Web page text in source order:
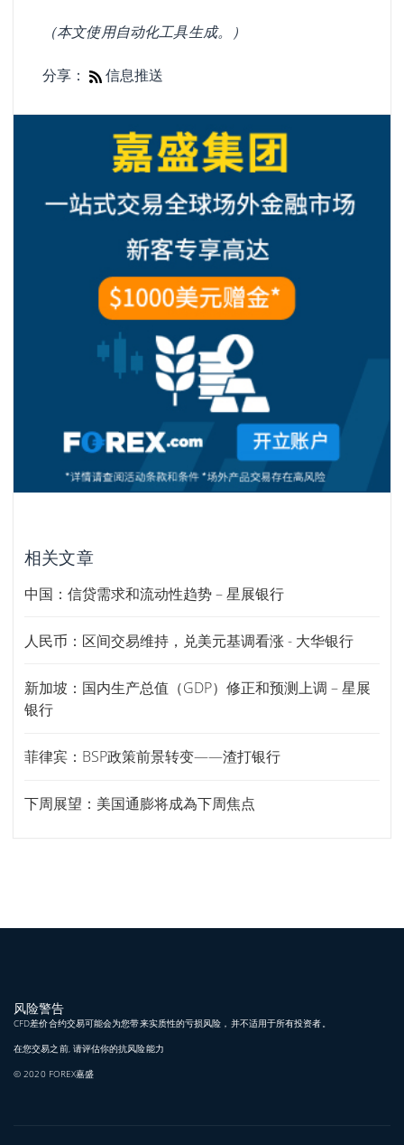
（本文使用自动化工具生成。）
分享： 信息推送
相关文章
中国：信贷需求和流动性趋势 – 星展银行
人民币：区间交易维持，兑美元基调看涨 - 大华银行
新加坡：国内生产总值（GDP）修正和预测上调 – 星展
银行
菲律宾：BSP政策前景转变——渣打银行
下周展望：美国通膨将成為下周焦点
风险警告
CFD差价合约交易可能会为您带来实质性的亏损风险，并不适用于所有投资者。
在您交易之前, 请评估你的抗风险能力
© 2020 FOREX嘉盛